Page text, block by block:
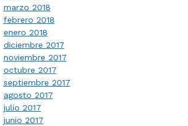
marzo 2018
febrero 2018
enero 2018
diciembre 2017
noviembre 2017
octubre 2017
septiembre 2017
agosto 2017
julio 2017
junio 2017